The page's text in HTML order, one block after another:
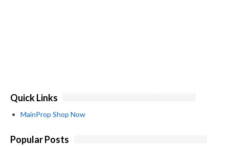
Quick Links
MainProp Shop Now
Popular Posts